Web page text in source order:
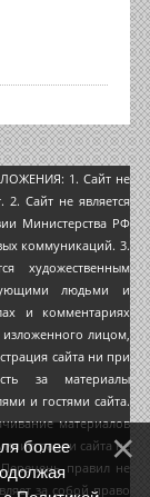
1. Сайт не
Сайт не является
Министерства РФ
коммуникаций. 3.
художественным
людьми и
и комментариях
лицом,
сайта ни при
за материалы
и гостями сайта.
материалов
сайта не
правил не
за собой право
более